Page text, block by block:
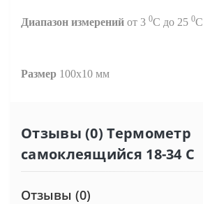
Диапазон измерений от 3 0С до 25 0С
Размер 100х10 мм
Отзывы (0) Термометр
самоклеящийся 18-34 С
Отзывы (0)